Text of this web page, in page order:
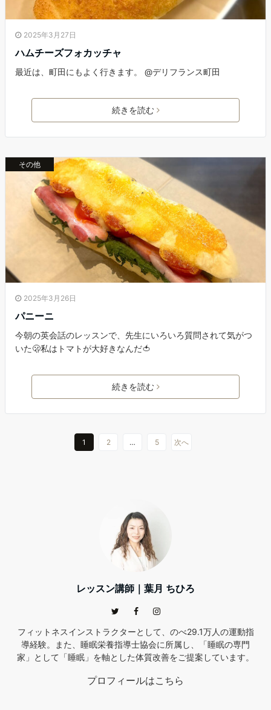
2025年3月27日
ハムチーズフォカッチャ
最近は、町田にもよく行きます。 @デリフランス町田
続きを読む
その他
2025年3月26日
パニーニ
今朝の英会話のレッスンで、先生にいろいろ質問されて気がつ
いた🫢私はトマトが大好きなんだ🍅
続きを読む
1 2 … 5 次へ
レッスン講師｜葉月 ちひろ
フィットネスインストラクターとして、のべ29.1万人の運動指
導経験。また、睡眠栄養指導士協会に所属し、「睡眠の専門
家」として「睡眠」を軸とした体質改善をご提案しています。
プロフィールはこちら